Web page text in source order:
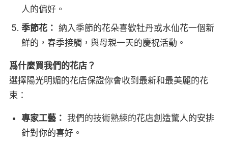
人的偏好。
季節花： 納入季節的花朵喜歡牡丹或水仙花一個新
鮮的，春季接觸，與母親一天的慶祝活動。
爲什麼買我們的花店？
選擇陽光明媚的花店保證你會收到最新和最美麗的花
束：
專家工藝： 我們的技術熟練的花店創造驚人的安排
針對你的喜好。